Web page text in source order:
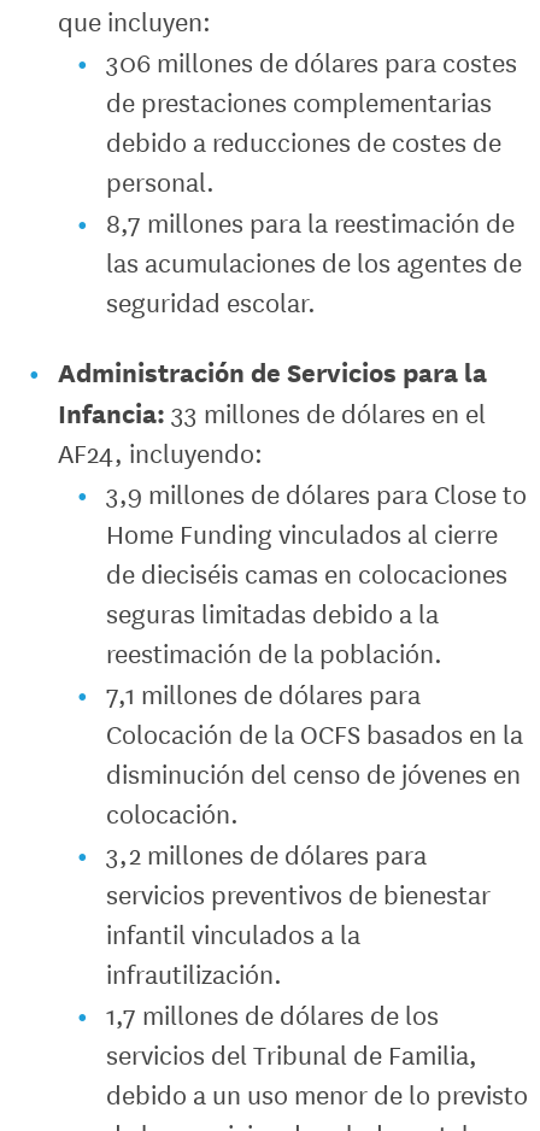
que incluyen:
306 millones de dólares para costes
de prestaciones complementarias
debido a reducciones de costes de
personal.
8,7 millones para la reestimación de
las acumulaciones de los agentes de
seguridad escolar.
Administración de Servicios para la
Infancia: 33 millones de dólares en el
AF24, incluyendo:
3,9 millones de dólares para Close to
Home Funding vinculados al cierre
de dieciséis camas en colocaciones
seguras limitadas debido a la
reestimación de la población.
7,1 millones de dólares para
Colocación de la OCFS basados en la
disminución del censo de jóvenes en
colocación.
3,2 millones de dólares para
servicios preventivos de bienestar
infantil vinculados a la
infrautilización.
1,7 millones de dólares de los
servicios del Tribunal de Familia,
debido a un uso menor de lo previsto